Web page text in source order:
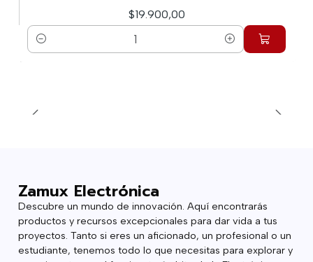
$19.900,00
Cantidad
Zamux Electrónica
Descubre un mundo de innovación. Aquí encontrarás
productos y recursos excepcionales para dar vida a tus
proyectos. Tanto si eres un aficionado, un profesional o un
estudiante, tenemos todo lo que necesitas para explorar y